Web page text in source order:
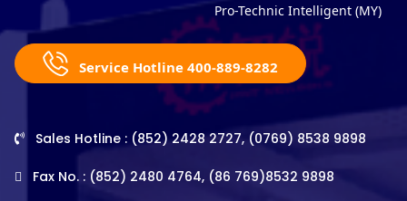
Pro-Technic Intelligent (MY)
Service Hotline 400-889-8282
Sales Hotline : (852) 2428 2727, (0769) 8538 9898
Fax No. : (852) 2480 4764, (86 769)8532 9898